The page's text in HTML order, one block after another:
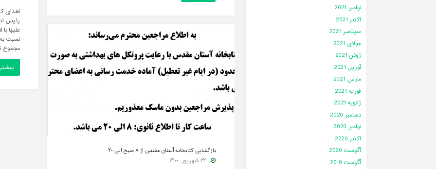
مجازی
با
موضوع
مقدس"
رئیس
علیها
نسبت
مجموع
بیشتر
بازگشایی کتابخانه آستان مقدس از ۸ صبح الی ۲۰
۲۲ شهریور, ۱۴۰۰
نوامبر 2021
اکتبر 2021
سپتامبر 2021
جولای 2021
ژوئن 2021
آوریل 2021
مارس 2021
فوریه 2021
ژانویه 2021
دسامبر 2020
نوامبر 2020
اکتبر 2020
آگوست 2020
آگوست 2019